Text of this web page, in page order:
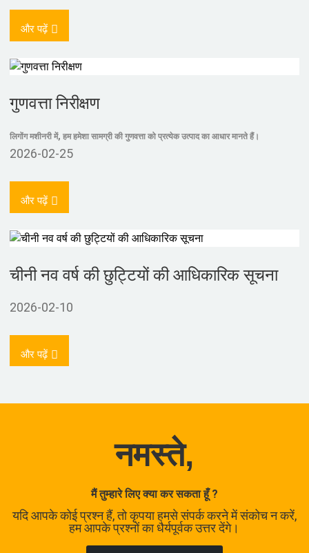
और पढ़ें
गुणवत्ता निरीक्षण
लिगोंग मशीनरी में, हम हमेशा सामग्री की गुणवत्ता को प्रत्येक उत्पाद का आधार मानते हैं।
2026-02-25
और पढ़ें
चीनी नव वर्ष की छुट्टियों की आधिकारिक सूचना
2026-02-10
और पढ़ें
नमस्ते,
मैं तुम्हारे लिए क्या कर सकता हूँ ?
यदि आपके कोई प्रश्न हैं, तो कृपया हमसे संपर्क करने में संकोच न करें,
हम आपके प्रश्नों का धैर्यपूर्वक उत्तर देंगे।